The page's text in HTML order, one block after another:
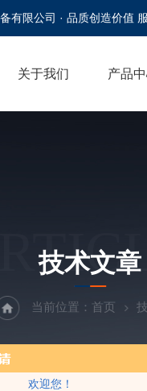
欢迎您！
有限公司 · 品质创造价值
关于我们 产品
技术文章
当前位置： 首页